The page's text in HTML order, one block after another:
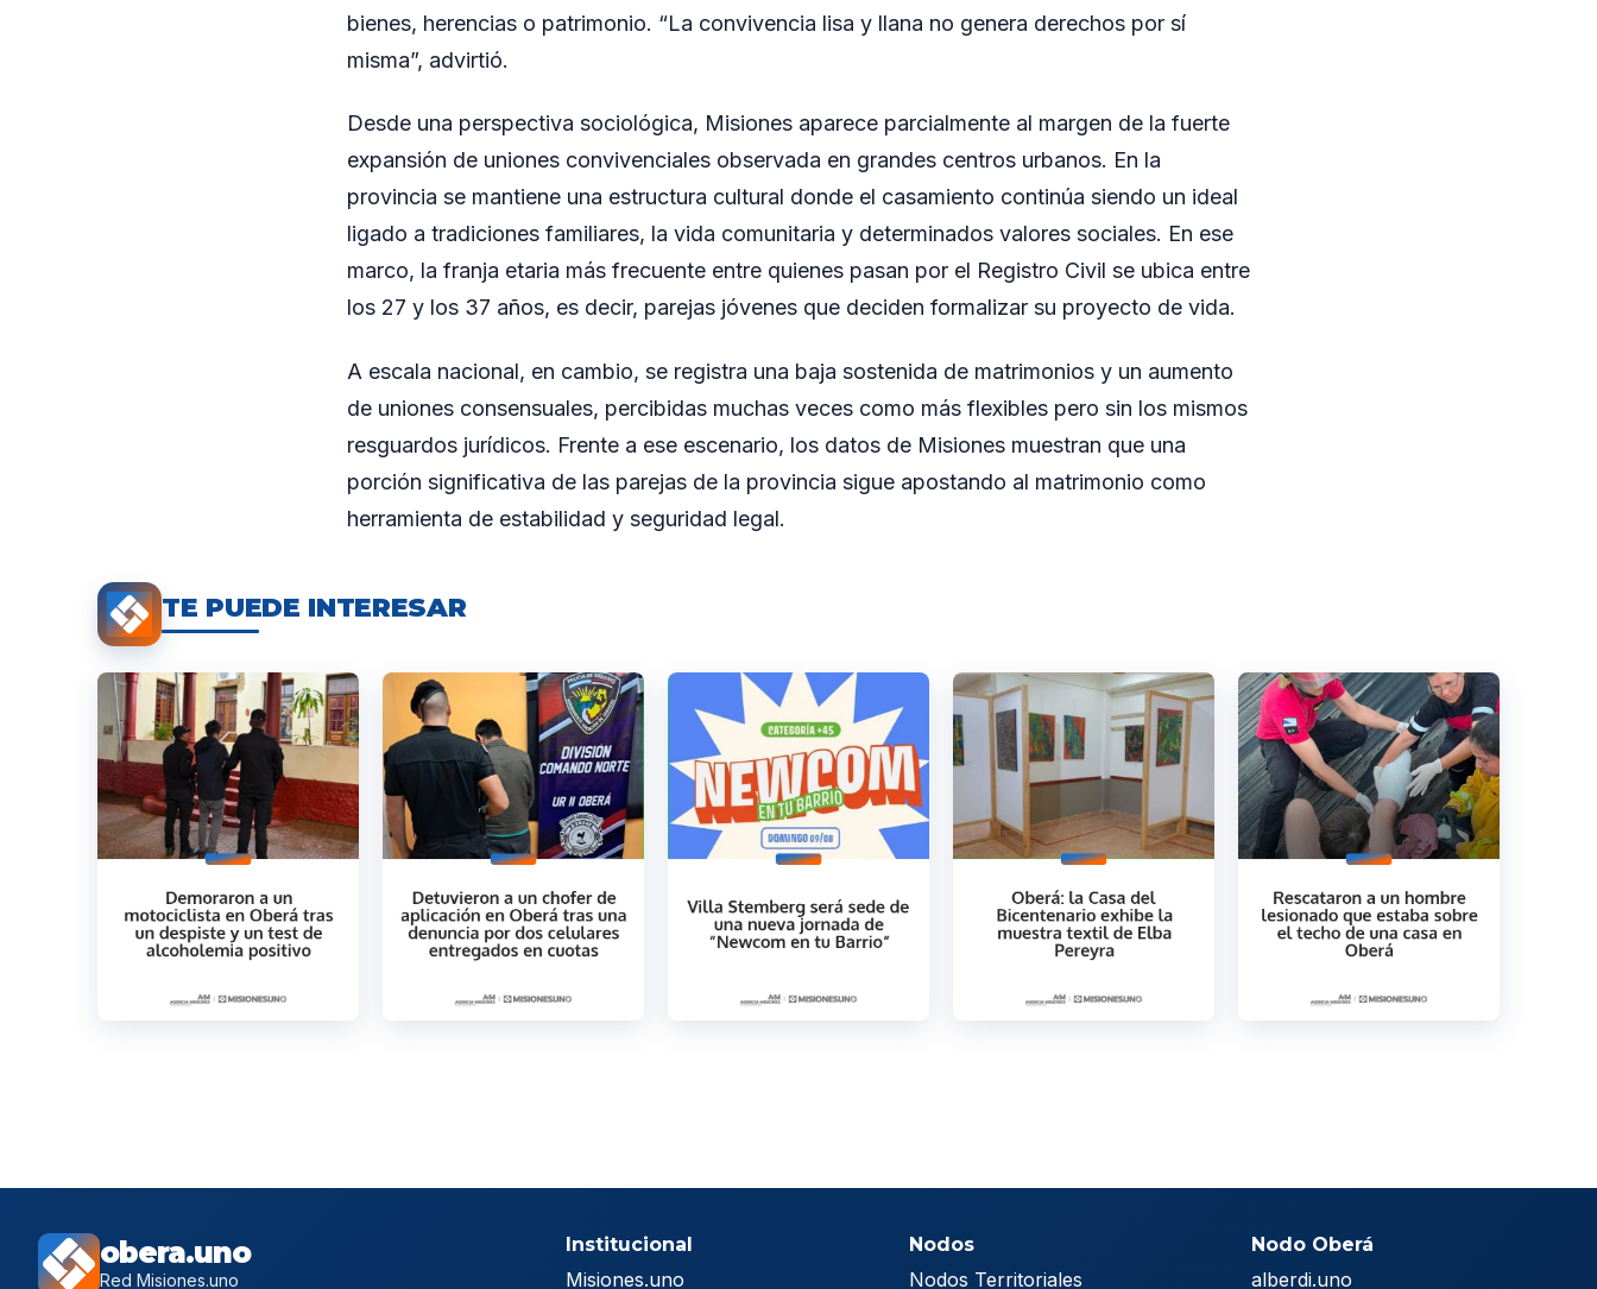
bienes, herencias o patrimonio. “La convivencia lisa y llana no genera derechos por sí
misma”, advirtió.
Desde una perspectiva sociológica, Misiones aparece parcialmente al margen de la fuerte
expansión de uniones convivenciales observada en grandes centros urbanos. En la
provincia se mantiene una estructura cultural donde el casamiento continúa siendo un ideal
ligado a tradiciones familiares, la vida comunitaria y determinados valores sociales. En ese
marco, la franja etaria más frecuente entre quienes pasan por el Registro Civil se ubica entre
los 27 y los 37 años, es decir, parejas jóvenes que deciden formalizar su proyecto de vida.
A escala nacional, en cambio, se registra una baja sostenida de matrimonios y un aumento
de uniones consensuales, percibidas muchas veces como más flexibles pero sin los mismos
resguardos jurídicos. Frente a ese escenario, los datos de Misiones muestran que una
porción significativa de las parejas de la provincia sigue apostando al matrimonio como
herramienta de estabilidad y seguridad legal.
TE PUEDE INTERESAR
obera.uno
Red Misiones.uno
Institucional
Misiones.uno
Nodos
Nodos Territoriales
Nodo Oberá
alberdi.uno